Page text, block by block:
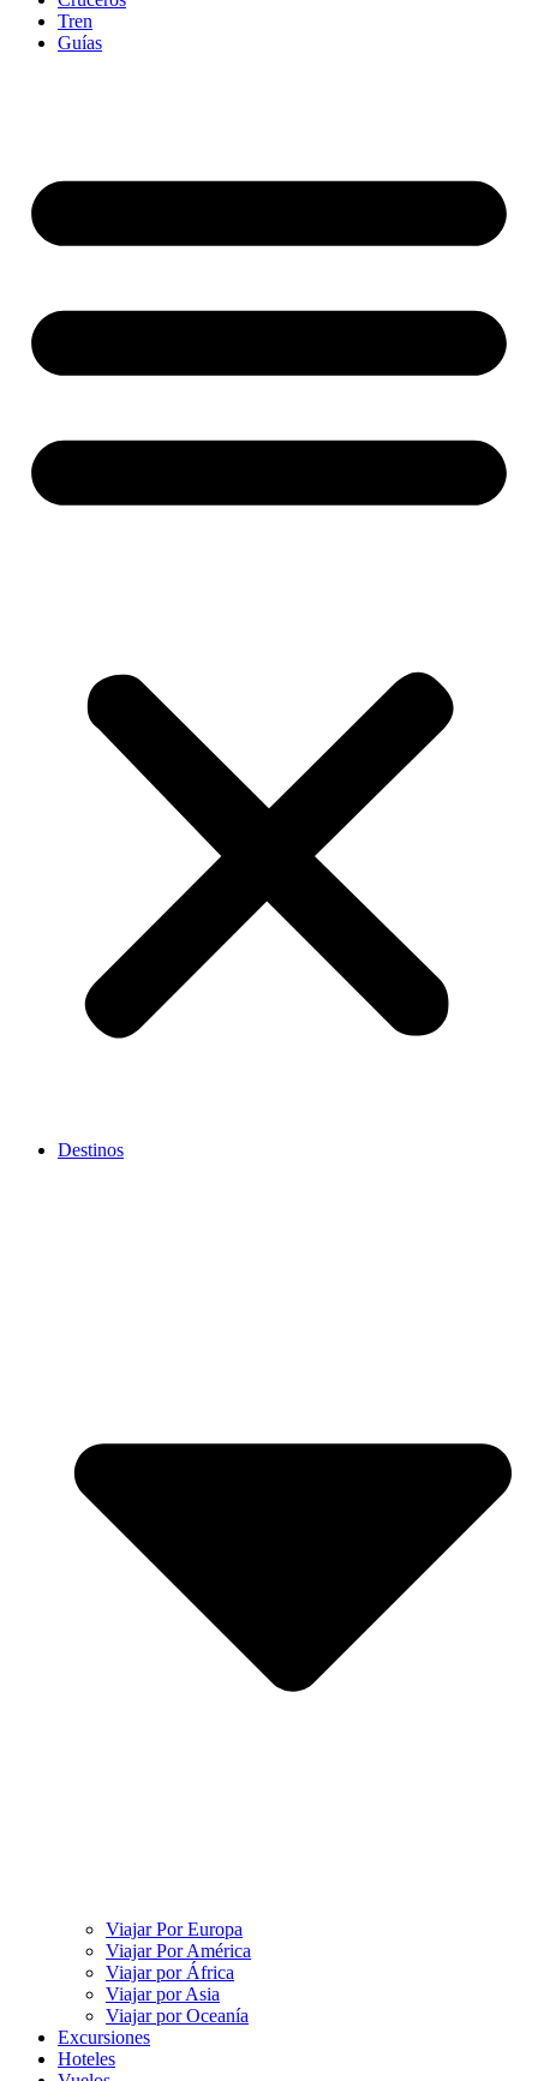
Tren
Guías
Destinos
Viajar Por Europa
Viajar Por América
Viajar por África
Viajar por Asia
Viajar por Oceanía
Excursiones
Hoteles